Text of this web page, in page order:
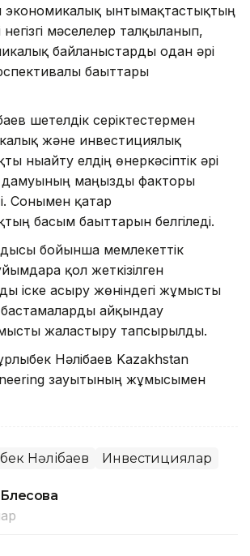
экономикалық ынтымақтастықтың
негізгі мәселелер талқыланып,
байланыстарды одан әрі
бағыттары
шетелдік серіктестермен
және инвестициялық
нығайту елдің өнеркәсіптік әрі
дамуының маңызды факторы
Сонымен қатар
басым бағыттарын белгіледі.
бойынша мемлекеттік
қол жеткізілген
іске асыру жөніндегі жұмысты
айқындау
жалғастыру тапсырылды.
Нәлібаев Kazakhstan
зауытының жұмысымен
Нәлібаев Инвестициялар